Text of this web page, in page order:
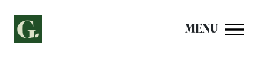
sisältöön
MENU